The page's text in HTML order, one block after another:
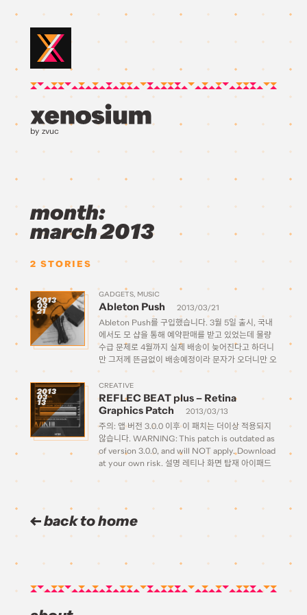
by zvuc
month:
march 2013
2 STORIES
2013
03
21
GADGETS MUSIC
Ableton Push
2013/03/21
Ableton Push를 구입했습니다. 3월 5일 출시, 국내
에서도 모 샵을 통해 예약판매를 받고 있었는데 물량
수급 문제로 4월까지 실제 배송이 늦어진다고 하더니
만 그저께 뜬금없이 배송예정이라 문자가 오더니만 오
늘 진짜로 왔네요! 경비실에서 박스를 드는 순간 어?
생각보다 안 무겁네? 했는데 본체를 꺼내보니 […]
2013
03
13
CREATIVE
REFLEC BEAT plus – Retina
Graphics Patch
2013/03/13
주의: 앱 버전 3.0.0 이후 이 패치는 더이상 적용되지
않습니다. WARNING: This patch is outdated as
of version 3.0.0, and will NOT apply. Download
at your own risk. 설명 레티나 화면 탑재 아이패드
back to home